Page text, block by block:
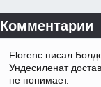
Комментарии
Florenc
Ундесиленат
не понимает.